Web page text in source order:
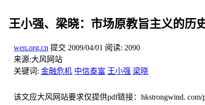
王小强、梁晓：市场原教旨主义的历
wen.org.cn 提交 2009/04/01 阅读: 2090
来源:大风网站
关键词: 金融危机 中信泰富 王小强 梁晓
该文应大风网站要求仅提供pdf链接：hkstrongwind. com/